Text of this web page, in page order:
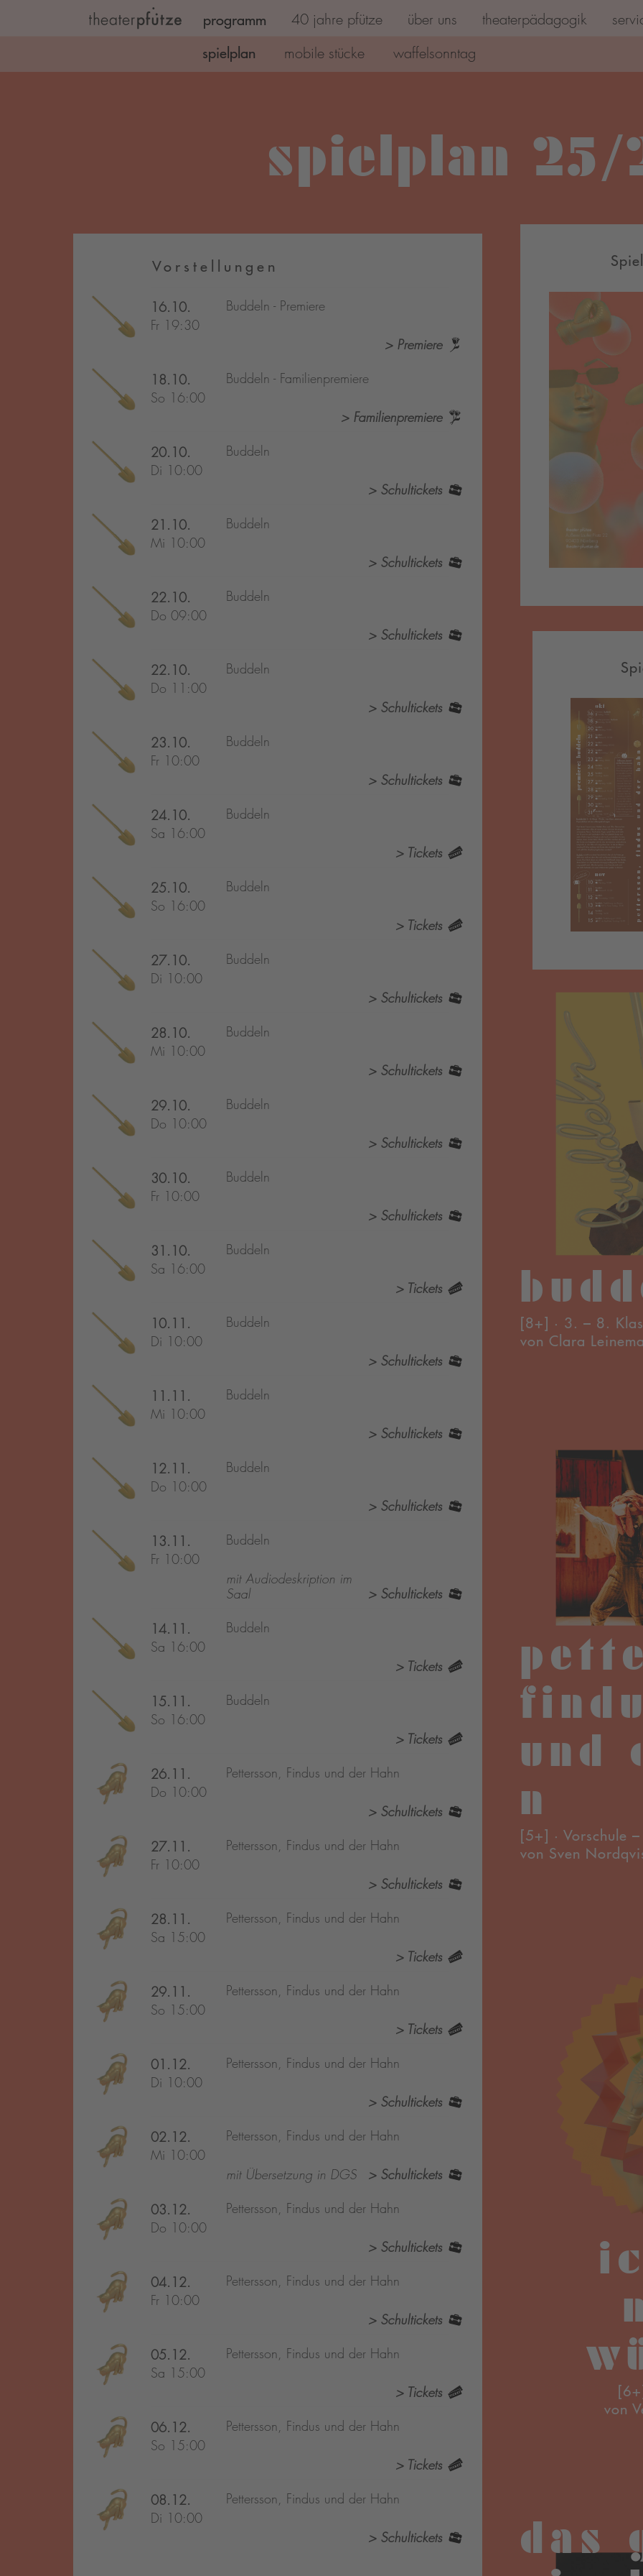
programm 40 jahre pfütze über uns theaterpädagogik
spielplan (current)mobile stücke waffelsonntag
spielplan 25/
Vorstellungen
16.10.
Fr 19:30
Buddeln - Premiere
> Premiere
18.10.
So 16:00
Buddeln - Familienpremiere
> Familienpremiere
20.10.
Di 10:00
Buddeln
> Schultickets
21.10.
Mi 10:00
Buddeln
> Schultickets
22.10.
Do 09:00
Buddeln
> Schultickets
22.10.
Do 11:00
Buddeln
> Schultickets
23.10.
Fr 10:00
Buddeln
> Schultickets
24.10.
Sa 16:00
Buddeln
> Tickets
25.10.
So 16:00
Buddeln
> Tickets
27.10.
Di 10:00
Buddeln
> Schultickets
28.10.
Mi 10:00
Buddeln
> Schultickets
29.10.
Do 10:00
Buddeln
> Schultickets
30.10.
Fr 10:00
Buddeln
> Schultickets
31.10.
Sa 16:00
Buddeln
> Tickets
10.11.
Di 10:00
Buddeln
> Schultickets
11.11.
Mi 10:00
Buddeln
> Schultickets
12.11.
Do 10:00
Buddeln
> Schultickets
13.11.
Fr 10:00
Buddeln
mit Audiodeskription im
Saal
> Schultickets
14.11.
Sa 16:00
Buddeln
> Tickets
15.11.
So 16:00
Buddeln
> Tickets
26.11.
Do 10:00
Pettersson, Findus und der Hahn
> Schultickets
27.11.
Fr 10:00
Pettersson, Findus und der Hahn
> Schultickets
28.11.
Sa 15:00
Pettersson, Findus und der Hahn
> Tickets
29.11.
So 15:00
Pettersson, Findus und der Hahn
> Tickets
01.12.
Di 10:00
Pettersson, Findus und der Hahn
> Schultickets
02.12.
Mi 10:00
Pettersson, Findus und der Hahn
mit Übersetzung in DGS > Schultickets
03.12.
Do 10:00
Pettersson, Findus und der Hahn
> Schultickets
04.12.
Fr 10:00
Pettersson, Findus und der Hahn
> Schultickets
05.12.
Sa 15:00
Pettersson, Findus und der Hahn
> Tickets
06.12.
So 15:00
Pettersson, Findus und der Hahn
> Tickets
08.12.
Di 10:00
Pettersson, Findus und der Hahn
> Schultickets
[8+] · 3. – 8.
von Clara
und
n
[5+] · Vorschule
von Sven
von
das